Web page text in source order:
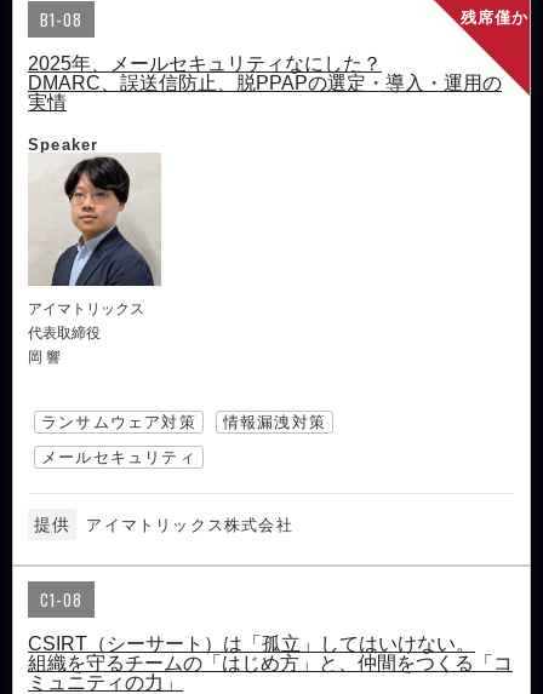
残席僅か
B1-08
2025年、メールセキュリティなにした？
DMARC、誤送信防止、脱PPAPの選定・導入・運用の
実情
Speaker
アイマトリックス
代表取締役
岡 響
ランサムウェア対策
情報漏洩対策
メールセキュリティ
提供 アイマトリックス株式会社
C1-08
CSIRT（シーサート）は「孤立」してはいけない。
組織を守るチームの「はじめ方」と、仲間をつくる「コ
ミュニティの力」